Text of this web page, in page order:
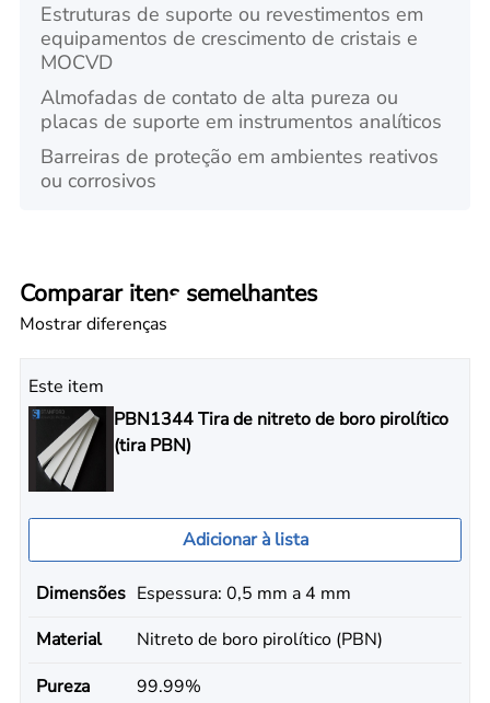
Estruturas de suporte ou revestimentos em
equipamentos de crescimento de cristais e
MOCVD
Almofadas de contato de alta pureza ou
placas de suporte em instrumentos analíticos
Barreiras de proteção em ambientes reativos
ou corrosivos
Comparar itens semelhantes
Mostrar diferenças
Este item
PBN1344 Tira de nitreto de boro pirolítico
(tira PBN)
Adicionar à lista
Dimensões Espessura: 0,5 mm a 4 mm
Material
Nitreto de boro pirolítico (PBN)
Pureza
99.99%